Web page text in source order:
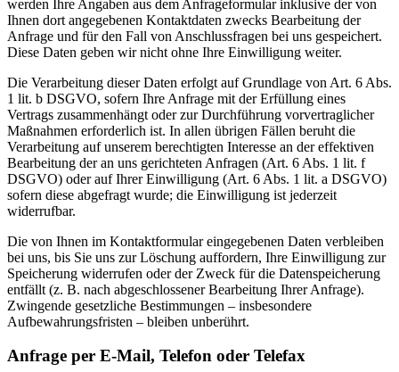
werden Ihre Angaben aus dem Anfrageformular inklusive der von
Ihnen dort angegebenen Kontaktdaten zwecks Bearbeitung der
Anfrage und für den Fall von Anschlussfragen bei uns gespeichert.
Diese Daten geben wir nicht ohne Ihre Einwilligung weiter.
Die Verarbeitung dieser Daten erfolgt auf Grundlage von Art. 6 Abs.
1 lit. b DSGVO, sofern Ihre Anfrage mit der Erfüllung eines
Vertrags zusammenhängt oder zur Durchführung vorvertraglicher
Maßnahmen erforderlich ist. In allen übrigen Fällen beruht die
Verarbeitung auf unserem berechtigten Interesse an der effektiven
Bearbeitung der an uns gerichteten Anfragen (Art. 6 Abs. 1 lit. f
DSGVO) oder auf Ihrer Einwilligung (Art. 6 Abs. 1 lit. a DSGVO)
sofern diese abgefragt wurde; die Einwilligung ist jederzeit
widerrufbar.
Die von Ihnen im Kontaktformular eingegebenen Daten verbleiben
bei uns, bis Sie uns zur Löschung auffordern, Ihre Einwilligung zur
Speicherung widerrufen oder der Zweck für die Datenspeicherung
entfällt (z. B. nach abgeschlossener Bearbeitung Ihrer Anfrage).
Zwingende gesetzliche Bestimmungen – insbesondere
Aufbewahrungsfristen – bleiben unberührt.
Anfrage per E-Mail, Telefon oder Telefax